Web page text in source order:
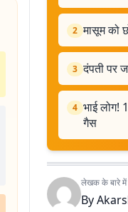
2 मासूम को
3 दंपती पर
4 भाई लोग!
गैस
लेखक के बारे में
By